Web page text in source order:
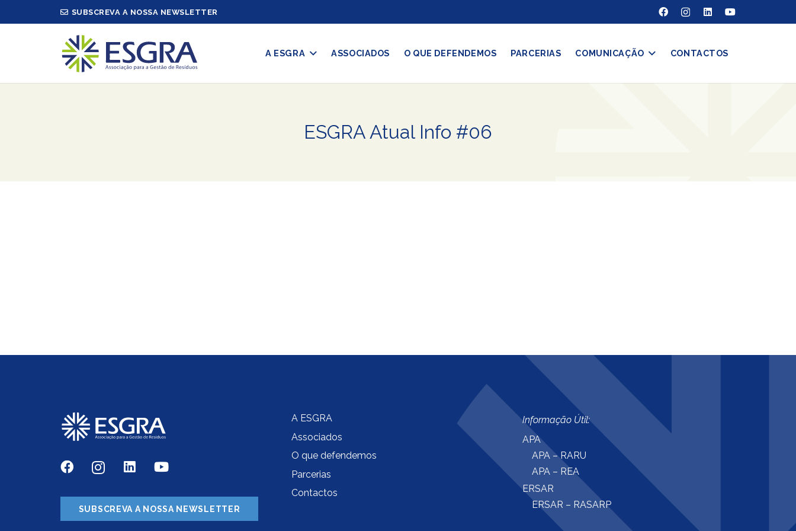
SUBSCREVA A NOSSA NEWSLETTER
A ESGRA ASSOCIADOS O QUE DEFENDEMOS PARCERIAS COMUNICAÇÃO CONTACTOS
ESGRA Atual Info #06
SUBSCREVA A NOSSA NEWSLETTER
A ESGRA
Associados
O que defendemos
Parcerias
Contactos
Informação Útil:
APA
APA – RARU
APA – REA
ERSAR
ERSAR – RASARP